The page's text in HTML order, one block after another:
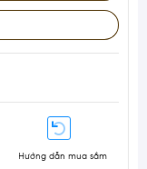
Hướng dẫn mua sắm